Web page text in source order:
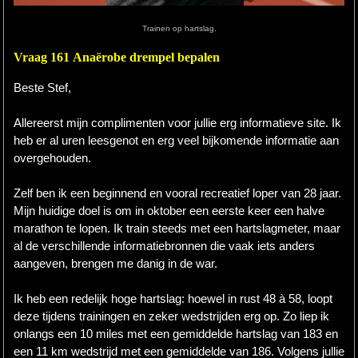
Extra
Tips
Boeken
Site
Trainen op hartslag.
Vraag 161 Anaërobe drempel bepalen
Beste Stef,
Allereerst mijn complimenten voor jullie erg informatieve site. Ik
heb er al uren leesgenot en erg veel bijkomende informatie aan
overgehouden.
Zelf ben ik een beginnend en vooral recreatief loper van 28 jaar.
Mijn huidige doel is om in oktober een eerste keer een halve
marathon te lopen. Ik train steeds met een hartslagmeter, maar
al de verschillende informatiebronnen die vaak iets anders
aangeven, brengen me danig in de war.
Ik heb een redelijk hoge hartslag: hoewel in rust 48 à 58, loopt
deze tijdens trainingen en zeker wedstrijden erg op. Zo liep ik
onlangs een 10 miles met een gemiddelde hartslag van 183 en
een 11 km wedstrijd met een gemiddelde van 186. Volgens jullie